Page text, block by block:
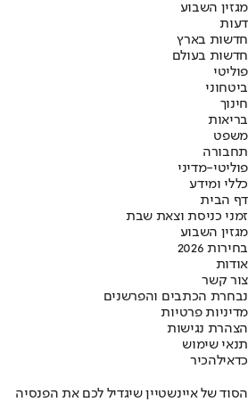
מגזין השבוע
דעות
חדשות בארץ
חדשות בעולם
פוליטי
ביטחוני
חינוך
בריאות
משפט
תחבורה
פוליטי-מדיני
כללי ומידע
דף הבית
זמני כניסת וצאת שבת
מגזין השבוע
בחירות 2026
אודות
צור קשר
נבחרת הכתבים והפרשנים
מדיניות פרטיות
הצהרת נגישות
תנאי שימוש
כדאילהכיר
הסוד של איינשטיין שיגדיל לכם את הפנסיה